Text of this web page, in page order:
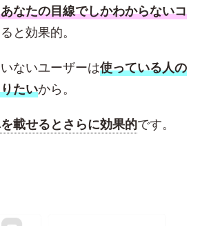
なたの目線でしかわからないコ
と効果的。
ないユーザーは使っている人の
たいから。
載せるとさらに効果的です。